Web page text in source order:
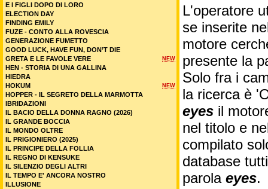
L'operatore
se inserite
motore
presente la
Solo fra i
la ricerca è
eyes il
nel titolo e
compilato
database
parola eyes.
E I FIGLI DOPO DI LORO
ELECTION DAY
FINDING EMILY
FUZE - CONTO ALLA ROVESCIA
GENERAZIONE FUMETTO
GOOD LUCK, HAVE FUN, DON’T DIE
NEW
GRETA E LE FAVOLE VERE
HEN - STORIA DI UNA GALLINA
HIEDRA
NEW
HOKUM
HOPPER - IL SEGRETO DELLA MARMOTTA
IBRIDAZIONI
IL BACIO DELLA DONNA RAGNO (2026)
IL GRANDE BOCCIA
IL MONDO OLTRE
IL PRIGIONIERO (2025)
IL PRINCIPE DELLA FOLLIA
IL REGNO DI KENSUKE
IL SILENZIO DEGLI ALTRI
IL TEMPO E' ANCORA NOSTRO
ILLUSIONE